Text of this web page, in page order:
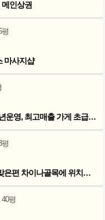
인상권
평
마사지샵
강서구 최상급 태국샵 오토8년운영, 최고매출 가게 초급매!!!
평
중국분 환영! 성남중앙시장 맞은편 차이나골목에 위치한 마사지샵
40평